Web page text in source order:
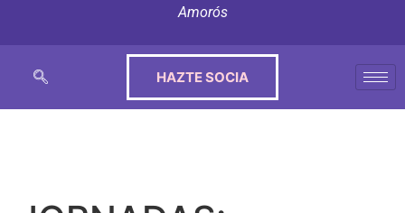
Amorós
HAZTE SOCIA